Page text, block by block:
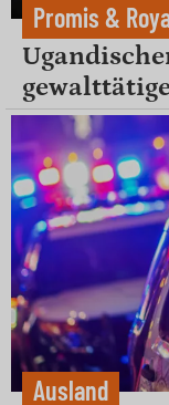
Promis &
Ausland